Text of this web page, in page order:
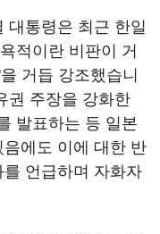
대통령은 최근 한일
적이란 비판이 거
거듭 강조했습니
권 주장을 강화한
발표하는 등 일본
에도 이에 대한 반
언급하며 자화자